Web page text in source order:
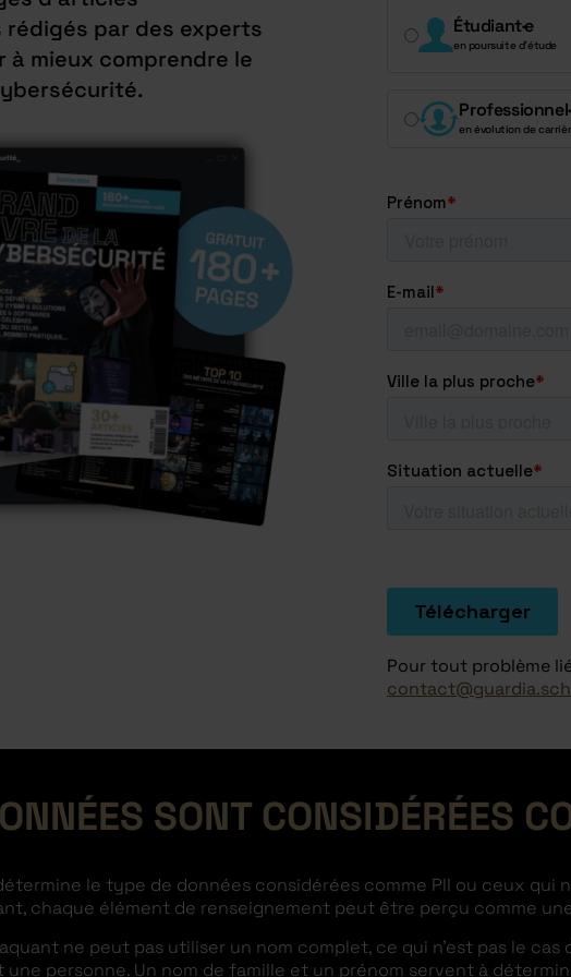
rédigés par des experts
à mieux comprendre le
Étudiant·e
en poursuite d’étude
en évolution de
Pour tout problème
SONT CONSIDÉRÉES
le type de données considérées comme PII ou ceux qui
chaque élément de renseignement peut être perçu comme
ne peut pas utiliser un nom complet, ce qui n’est pas le cas
personne. Un nom de famille et un prénom servent à